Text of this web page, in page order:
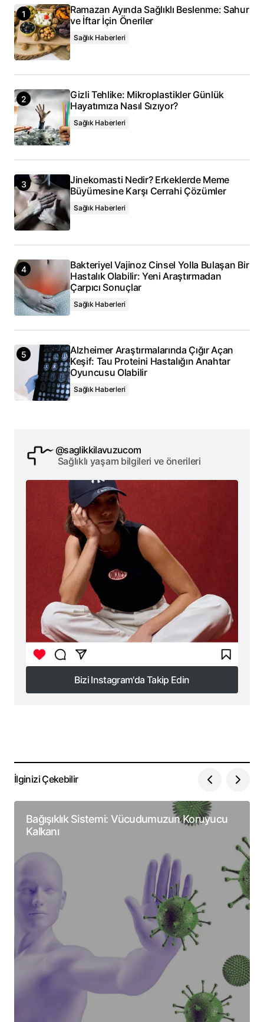
Yorum Gönder
Ramazan Ayında Sağlıklı Beslenme: Sahur
ve İftar İçin Öneriler
Sağlık Haberleri
Gizli Tehlike: Mikroplastikler Günlük
Hayatımıza Nasıl Sızıyor?
Sağlık Haberleri
Jinekomasti Nedir? Erkeklerde Meme
Büyümesine Karşı Cerrahi Çözümler
Sağlık Haberleri
Bakteriyel Vajinoz Cinsel Yolla Bulaşan Bir
Hastalık Olabilir: Yeni Araştırmadan
Çarpıcı Sonuçlar
Sağlık Haberleri
Alzheimer Araştırmalarında Çığır Açan
Keşif: Tau Proteini Hastalığın Anahtar
Oyuncusu Olabilir
Sağlık Haberleri
@saglikkilavuzucom
Sağlıklı yaşam bilgileri ve önerileri
Bizi Instagram'da Takip Edin
Bizi Instagram'da Takip Edin
İlginizi Çekebilir
Bağışıklık Sistemi: Vücudumuzun Koruyucu
Kalkanı